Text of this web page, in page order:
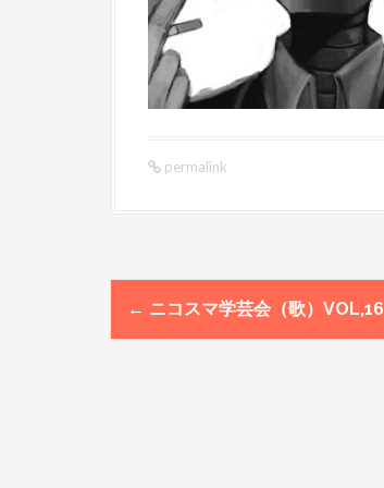
permalink
o
← ニコスマ学芸会（歌）VOL,16